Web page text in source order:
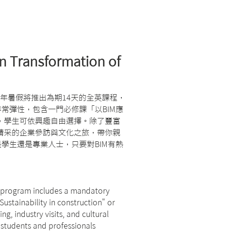
Transformation of
暑假將推出為期14天的全英課程，
彈性，包含一門必修課「以BIM應
生可依興趣自由選擇。除了豐富
的企業參訪與文化之旅，帶你親
生還是專業人士，只要對BIM有熱
includes a mandatory
in construction" or
industry visits, and cultural
and professionals